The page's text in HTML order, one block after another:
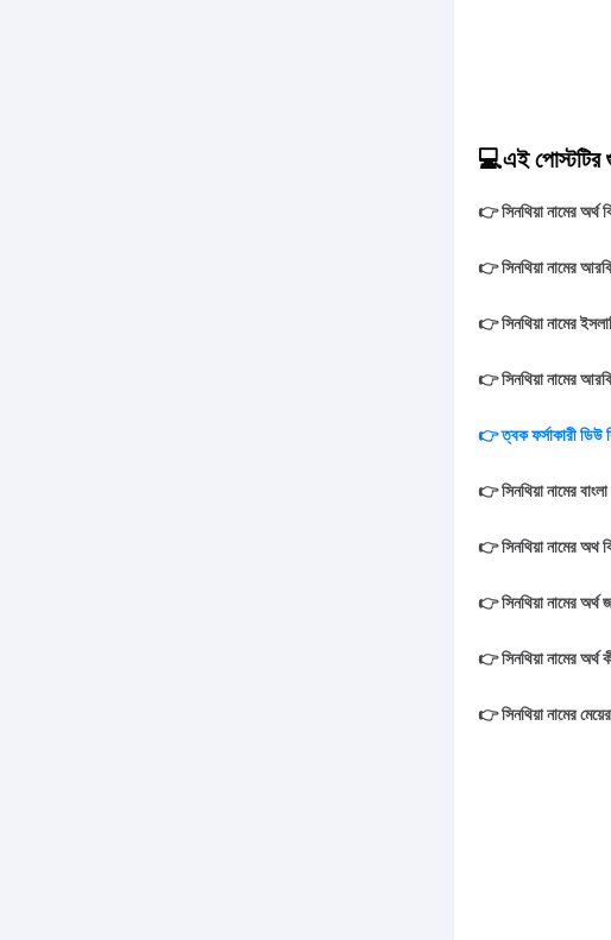
💻এই পোস্টটির
👉 সিনথিয়া নামের অর্থ
👉 সিনথিয়া নামের
👉 সিনথিয়া নামের
👉 সিনথিয়া নামের
👉 ত্বক ফর্সাকারী
👉 সিনথিয়া নামের বাংলা
👉 সিনথিয়া নামের অথ
👉 সিনথিয়া নামের অর্থ
👉 সিনথিয়া নামের অর্থ
👉 সিনথিয়া নামের